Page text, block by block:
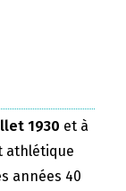
1930 et à
athlétique
années 40